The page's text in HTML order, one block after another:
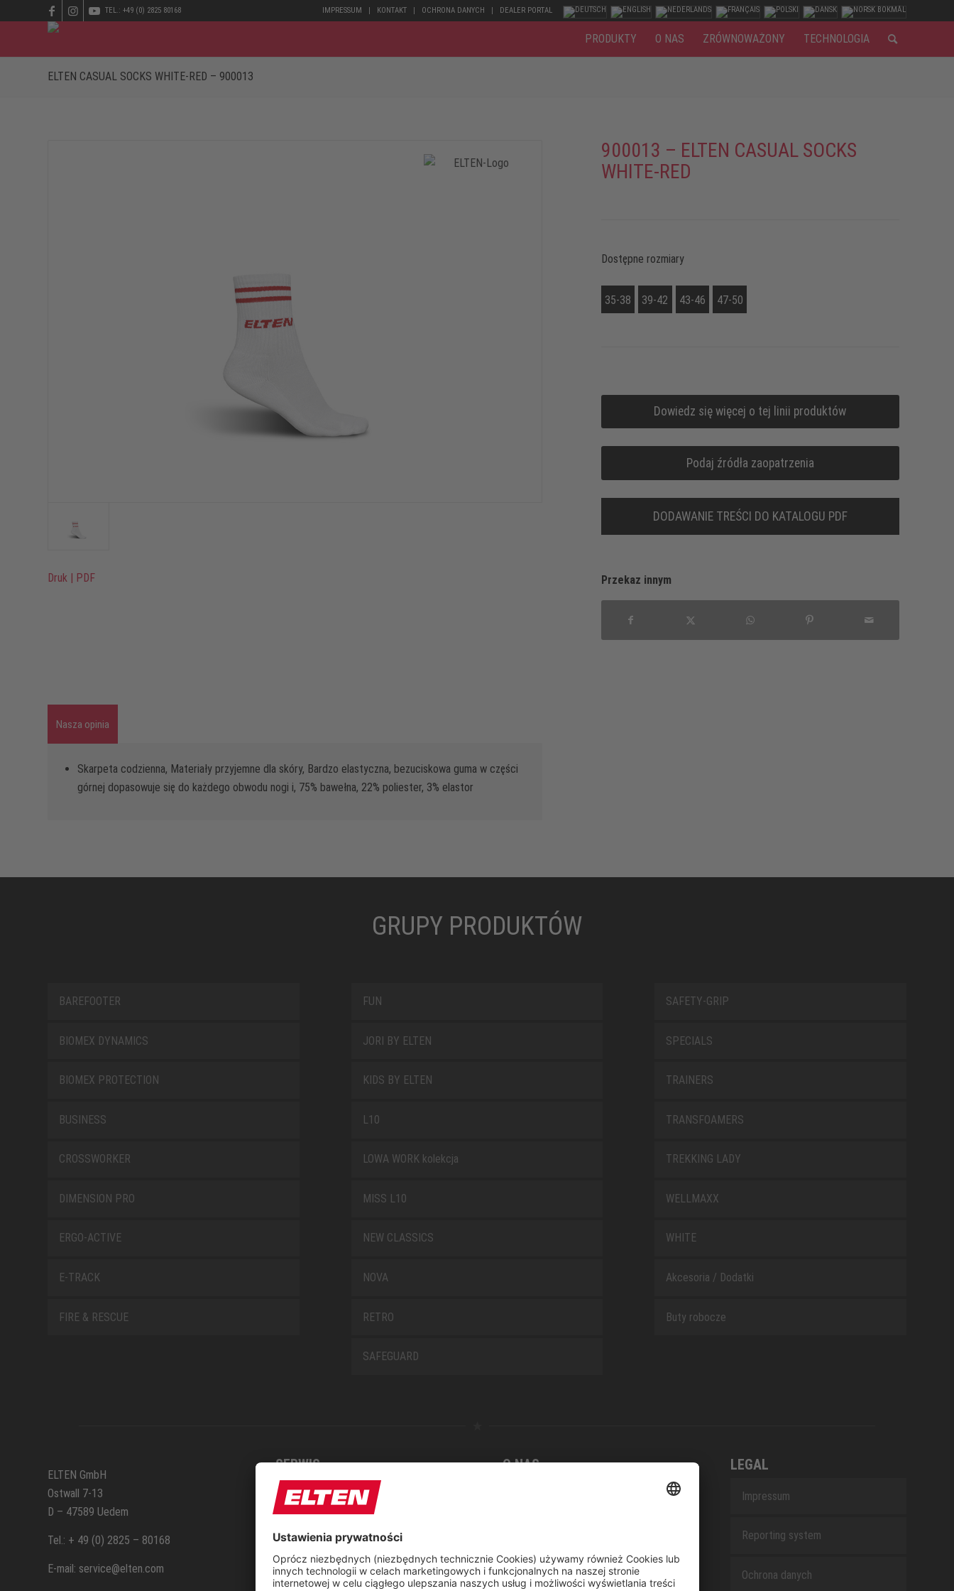
IMPRESSUM KONTAKT OCHRONA DANYCH DEALER PORTAL
TEL.: +49 (0) 2825 80168
PRODUKTY O NAS ZRÓWNOWAŻONY TECHNOLOGIA
ELTEN CASUAL SOCKS WHITE-RED – 900013
Druk | PDF
900013 – ELTEN CASUAL SOCKS
WHITE-RED
Dostępne rozmiary
35-38 39-42 43-46 47-50
Dowiedz się więcej o tej linii produktów
Podaj źródła zaopatrzenia
DODAWANIE TREŚCI DO KATALOGU PDF
Przekaz innym
Nasza opinia
Skarpeta codzienna, Materiały przyjemne dla skóry, Bardzo elastyczna, bezuciskowa guma w części
górnej dopasowuje się do każdego obwodu nogi i, 75% bawełna, 22% poliester, 3% elastor
GRUPY PRODUKTÓW
BAREFOOTER
BIOMEX DYNAMICS
BIOMEX PROTECTION
BUSINESS
CROSSWORKER
DIMENSION PRO
ERGO-ACTIVE
E-TRACK
FIRE & RESCUE
FUN
JORI BY ELTEN
KIDS BY ELTEN
L10
LOWA WORK kolekcja
MISS L10
NEW CLASSICS
NOVA
RETRO
SAFEGUARD
SAFETY-GRIP
SPECIALS
TRAINERS
TRANSFOAMERS
TREKKING LADY
WELLMAXX
WHITE
Akcesoria / Dodatki
Buty robocze
ELTEN GmbH
Ostwall 7-13
D – 47589 Uedem
Tel.: + 49 (0) 2825 – 80168
E-mail: service@elten.com
SERWIS
Formularz kontaktowy
Kontakt
Serwis naprawczy ELTEN
O NAS LEGAL
Impressum
Reporting system
Ochrona danych